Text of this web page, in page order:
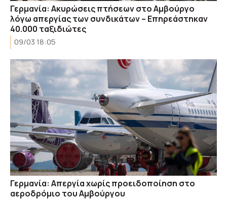
Γερμανία: Ακυρώσεις πτήσεων στο Αμβούργο
λόγω απεργίας των συνδικάτων – Επηρεάστηκαν
40.000 ταξιδιώτες
09/03 18:05
Γερμανία: Απεργία χωρίς προειδοποίηση στο
αεροδρόμιο του Αμβούργου